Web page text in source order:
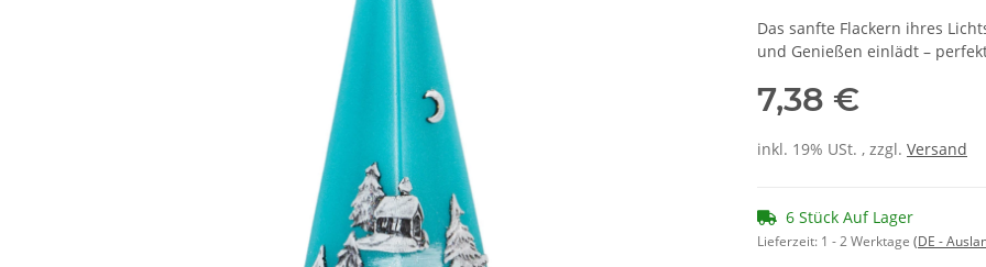
Das sanfte Flackern ihres
und Genießen einlädt –
7,38 €
inkl. 19% USt. , zzgl. Versand
6 Stück Auf Lager
Lieferzeit: 1 - 2 Werktage (DE -